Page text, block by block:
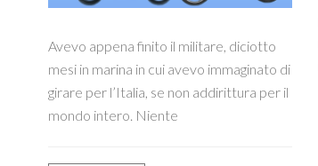
Avevo appena finito il militare, diciotto
mesi in marina in cui avevo immaginato di
girare per l’Italia, se non addirittura per il
mondo intero. Niente